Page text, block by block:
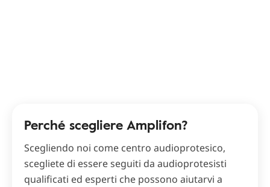
Perché scegliere Amplifon?
Scegliendo noi come centro audioprotesico,
scegliete di essere seguiti da audioprotesisti
qualificati ed esperti che possono aiutarvi a